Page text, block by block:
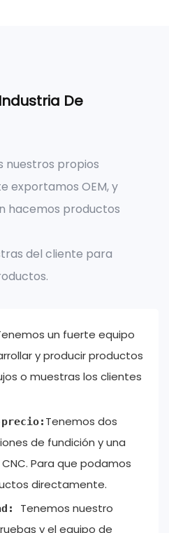
De
nuestros propios
exportamos OEM, y
hacemos productos
del cliente para
un fuerte equipo
y producir productos
o muestras los clientes
Tenemos dos
de fundición y una
Para que podamos
directamente.
Tenemos nuestro
y el equipo de